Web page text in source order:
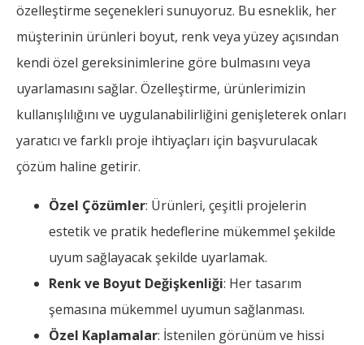
özelleştirme seçenekleri sunuyoruz. Bu esneklik, her
müşterinin ürünleri boyut, renk veya yüzey açısından
kendi özel gereksinimlerine göre bulmasını veya
uyarlamasını sağlar. Özelleştirme, ürünlerimizin
kullanışlılığını ve uygulanabilirliğini genişleterek onları
yaratıcı ve farklı proje ihtiyaçları için başvurulacak
çözüm haline getirir.
Özel Çözümler: Ürünleri, çeşitli projelerin
estetik ve pratik hedeflerine mükemmel şekilde
uyum sağlayacak şekilde uyarlamak.
Renk ve Boyut Değişkenliği: Her tasarım
şemasına mükemmel uyumun sağlanması.
Özel Kaplamalar: İstenilen görünüm ve hissi